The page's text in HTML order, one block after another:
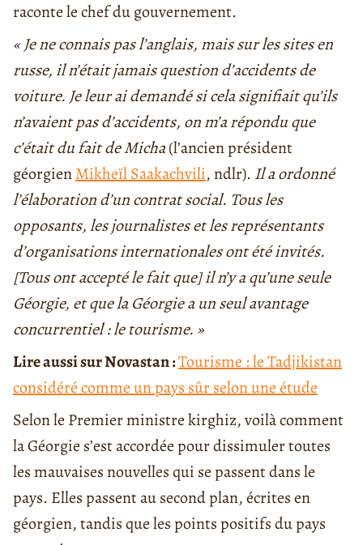
raconte le chef du gouvernement.
« Je ne connais pas l’anglais, mais sur les sites en
russe, il n’était jamais question d’accidents de
voiture. Je leur ai demandé si cela signifiait qu’ils
n’avaient pas d’accidents, on m’a répondu que
c’était du fait de Micha(l’ancien président
géorgienMikheïl Saakachvili, ndlr). Il a ordonné
l’élaboration d’un contrat social. Tous les
opposants, les journalistes et les représentants
d’organisations internationales ont été invités.
[Tous ont accepté le fait que] il n’y a qu’une seule
Géorgie, et que la Géorgie a un seul avantage
concurrentiel : le tourisme. »
Lire aussi sur Novastan :Tourisme : le Tadjikistan
considéré comme un pays sûr selon une étude
Selon le Premier ministre kirghiz, voilà comment
la Géorgie s’est accordée pour dissimuler toutes
les mauvaises nouvelles qui se passent dans le
pays. Elles passent au second plan, écrites en
géorgien, tandis que les points positifs du pays